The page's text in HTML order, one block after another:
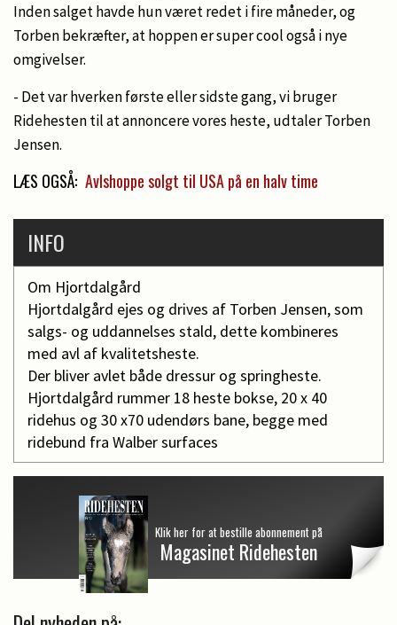
Inden salget havde hun været redet i fire måneder, og
Torben bekræfter, at hoppen er super cool også i nye
omgivelser.
- Det var hverken første eller sidste gang, vi bruger
Ridehesten til at annoncere vores heste, udtaler Torben
Jensen.
LÆS OGSÅ: Avlshoppe solgt til USA på en halv time
INFO
Om Hjortdalgård
Hjortdalgård ejes og drives af Torben Jensen, som
salgs- og uddannelses stald, dette kombineres
med avl af kvalitetsheste.
Der bliver avlet både dressur og springheste.
Hjortdalgård rummer 18 heste bokse, 20 x 40
ridehus og 30 x70 udendørs bane, begge med
ridebund fra Walber surfaces
Klik her for at bestille abonnement på
Magasinet Ridehesten